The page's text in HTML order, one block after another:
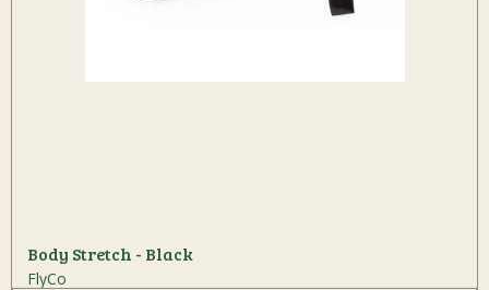
Body Stretch - Black
FlyCo